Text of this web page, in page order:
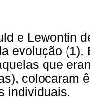
e Lewontin
evolução (1).
que
colocaram
individuais.